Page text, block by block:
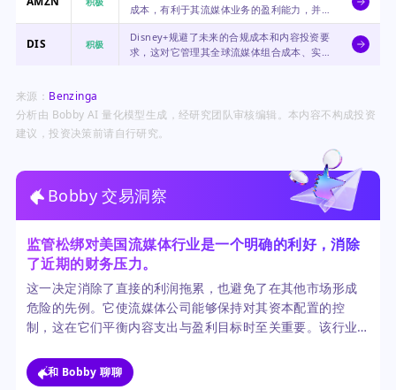
成本，有利于其流媒体业务的盈利能力，并
使亚马逊能够继续将其内容作为Prime会员的
福利，而无需增加地区成本压力。
DIS 积极
Disney+规避了未来的合规成本和内容投资要
求，这对它管理其全球流媒体组合成本、实
来源： Benzinga
分析由 Bobby AI 量化模型生成，经研究团队审核编辑。本内容不构成投资
建议，投资决策前请自行研究。
Bobby 交易洞察
监管松绑对美国流媒体行业是一个明确的利好，消除
了近期的财务压力。
这一决定消除了直接的利润拖累，也避免了在其他市场形成
危险的先例。它使流媒体公司能够保持对其资本配置的控
制，这在它们平衡内容支出与盈利目标时至关重要。该行业
和 Bobby 聊聊